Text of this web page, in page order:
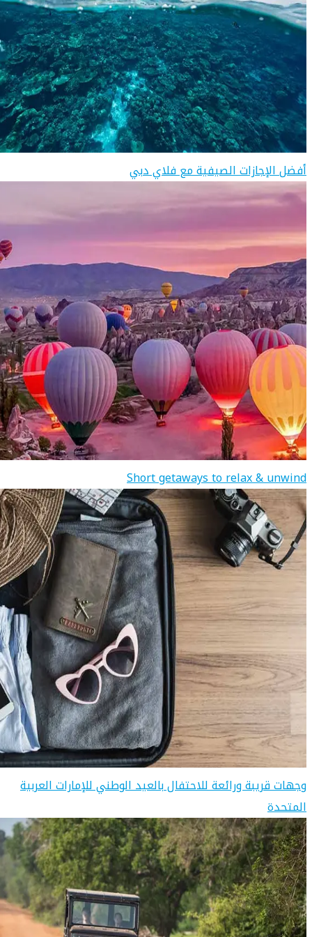
أفضل الإجازات الصيفية مع فلاي دبي
Short getaways to relax & unwind
وجهات قريبة ورائعة للاحتفال بالعيد الوطني للإمارات العربية
المتحدة